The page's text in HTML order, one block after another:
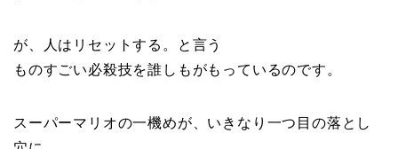
が、人はリセットする。と言う
ものすごい必殺技を誰しもがもっているのです。
スーパーマリオの一機めが、いきなり一つ目の落とし